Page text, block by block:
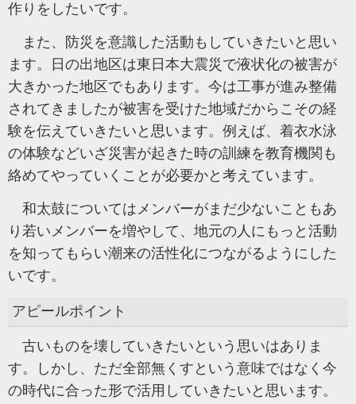
作りをしたいです。
また、防災を意識した活動もしていきたいと思い
ます。日の出地区は東日本大震災で液状化の被害が
大きかった地区でもあります。今は工事が進み整備
されてきましたが被害を受けた地域だからこその経
験を伝えていきたいと思います。例えば、着衣水泳
の体験などいざ災害が起きた時の訓練を教育機関も
絡めてやっていくことが必要かと考えています。
和太鼓についてはメンバーがまだ少ないこともあ
り若いメンバーを増やして、地元の人にもっと活動
を知ってもらい潮来の活性化につながるようにした
いです。
アピールポイント
古いものを壊していきたいという思いはありま
す。しかし、ただ全部無くすという意味ではなく今
の時代に合った形で活用していきたいと思います。